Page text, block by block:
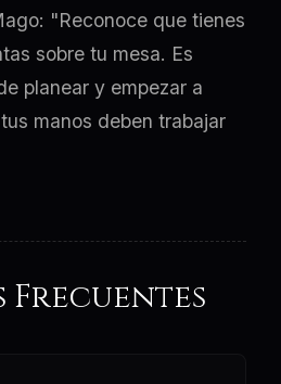
"Reconoce que tienes
sobre tu mesa. Es
planear y empezar a
manos deben trabajar
Frecuentes